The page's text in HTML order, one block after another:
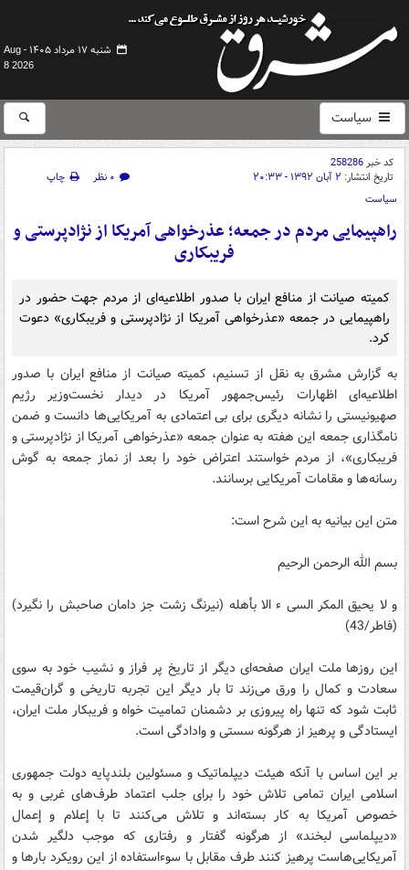
شنبه ۱۷ مرداد ۱۴۰۵ -
Aug
8 2026
سیاست
کد خبر258286
تاریخ انتشار: ۲ آبان ۱۳۹۲ - ۲۰:۳۳ ۰ نظر
چاپ
سیاست
راهپیمایی مردم در جمعه؛ عذرخواهی آمریکا از نژادپرستی و
فریبکاری
کمیته صیانت از منافع ایران با صدور اطلاعیه‌ای از مردم جهت حضور در
راهپیمایی در جمعه «عذرخواهی آمریکا از نژادپرستی و فریبکاری» دعوت
کرد.
به گزارش مشرق به نقل از تسنیم، کمیته صیانت از منافع ایران با صدور
اطلاعیه‌ای اظهارات رئیس‌جمهور آمریکا در دیدار نخست‌وزیر رژیم
صهیونیستی را نشانه دیگری برای بی اعتمادی به آمریکایی‌ها دانست و ضمن
نامگذاری جمعه این هفته به عنوان جمعه «عذرخواهی آمریکا از نژادپرستی و
فریبکاری»، از مردم خواستند اعتراض خود را بعد از نماز جمعه به گوش
رسانه‌ها و مقامات آمریکایی برسانند.
متن این بیانیه به این شرح است:
بسم الله الرحمن الرحیم
و لا یحیق المکر السی ء الا بأهله (نیرنگ زشت جز دامان صاحبش را نگیرد)
(فاطر/43)
این روزها ملت ایران صفحه‌ای دیگر از تاریخ پر فراز و نشیب خود به سوی
سعادت و کمال را ورق می‌زند تا بار دیگر این تجربه تاریخی و گران‌قیمت
ثابت شود که تنها راه پیروزی بر دشمنان تمامیت خواه و فریبکار ملت ایران،
ایستادگی و پرهیز از هرگونه سستی و وادادگی است.
بر این اساس با آنکه هیئت دیپلماتیک و مسئولین بلندپایه دولت جمهوری
اسلامی ایران تمامی تلاش خود را برای جلب اعتماد طرف‌های غربی و به
خصوص آمریکا به کار بسته‌اند و تلاش می‌کنند تا با إعلام و إعمال
«دیپلماسی لبخند» از هرگونه گفتار و رفتاری که موجب دلگیر شدن
آمریکایی‌هاست پرهیز کنند طرف مقابل با سوءاستفاده از این رویکرد بارها و